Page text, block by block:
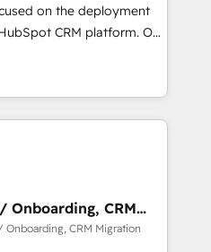
on the deployment
CRM platform. Our
adoption and
Use our
marketing, service and
implement your
your revenue
approach
we plan and support the
Onboarding, CRM
CRM Migration